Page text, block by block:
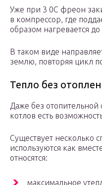
Уже при 3 0C фреон
в компрессор, где
образом нагревается до
В таком виде
землю, повторяя цикл
Тепло без
Даже без отопительной
котлов есть
Существует несколько
используются как
относятся:
максимальное